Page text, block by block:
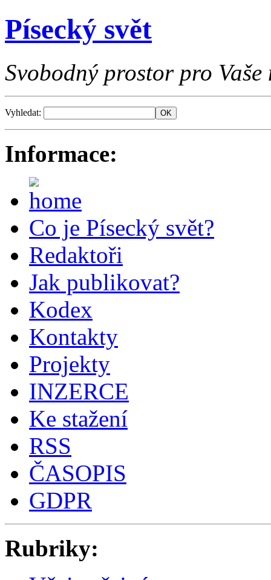
Písecký svět
Svobodný prostor pro Vaše
Vyhledat:
Informace:
Co je Písecký svět?
Redaktoři
Jak publikovat?
Kodex
Kontakty
Projekty
INZERCE
Ke stažení
RSS
ČASOPIS
GDPR
Rubriky: